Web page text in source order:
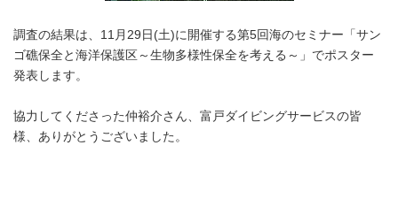
調査の結果は、11月29日(土)に開催する第5回海のセミナー「サン
ゴ礁保全と海洋保護区～生物多様性保全を考える～」でポスター
発表します。
協力してくださった仲裕介さん、富戸ダイビングサービスの皆
様、ありがとうございました。